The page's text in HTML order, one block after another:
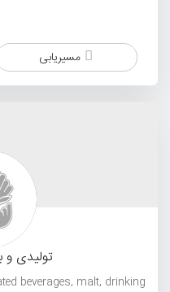
مسیریابی
تولیدی و
beverages, malt, drinking